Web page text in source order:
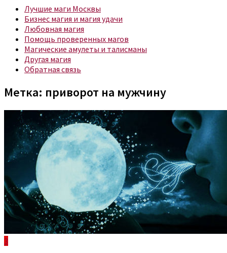
Лучшие маги Москвы
Бизнес магия и магия удачи
Любовная магия
Помощь проверенных магов
Магические амулеты и талисманы
Другая магия
Обратная связь
Метка: приворот на мужчину
3